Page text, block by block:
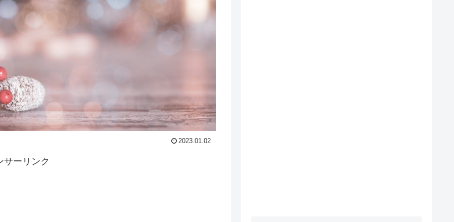
2023.01.02
サーリンク